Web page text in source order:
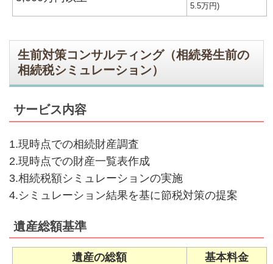
5.5万円)
生前対策コンサルティング（相続発生前の
相続税シミュレーション）
サービス内容
1.現時点での相続財産調査
2.現時点での財産一覧表作成
3.相続税額シミュレーションの実施
4.シミュレーション結果を基に節税対策の提案
遺産総額基準
遺産の総額 基本料金